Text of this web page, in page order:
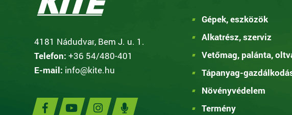
4181 Nádudvar, Bem J. u. 1.
Telefon: +36 54/480-401
E-mail: info@kite.hu
Gépek, eszközök
Alkatrész, szerviz
Vetőmag, palánta,
Tápanyag-
Növényvédelem
Termény